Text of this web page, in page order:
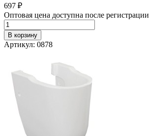
697 ₽
Оптовая цена доступна после регистрации
В корзину
Артикул: 0878